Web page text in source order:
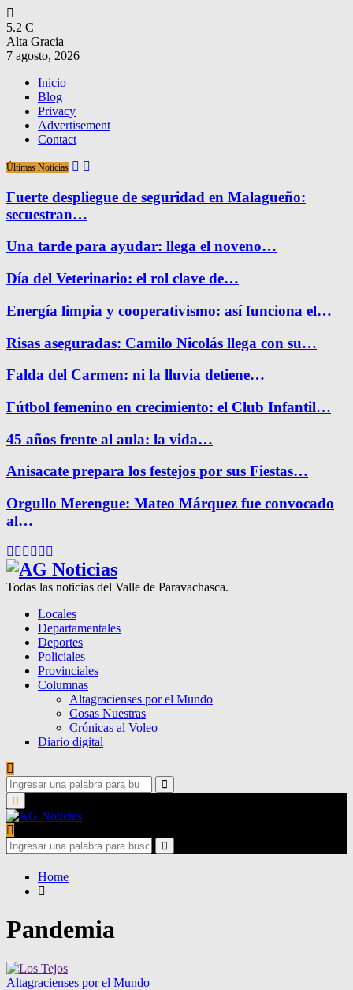
5.2 C
Alta Gracia
7 agosto, 2026
Inicio
Blog
Privacy
Advertisement
Contact
Últimas Noticias
Fuerte despliegue de seguridad en Malagueño:
secuestran…
Una tarde para ayudar: llega el noveno…
Día del Veterinario: el rol clave de…
Energía limpia y cooperativismo: así funciona el…
Risas aseguradas: Camilo Nicolás llega con su…
Falda del Carmen: ni la lluvia detiene…
Fútbol femenino en crecimiento: el Club Infantil…
45 años frente al aula: la vida…
Anisacate prepara los festejos por sus Fiestas…
Orgullo Merengue: Mateo Márquez fue convocado
al…
Facebook
Twitter
Instagram
Pinterest
Google
Todas las noticias del Valle de Paravachasca.
Locales
Departamentales
Deportes
Policiales
Provinciales
Columnas
Altagracienses por el Mundo
Cosas Nuestras
Crónicas al Voleo
Diario digital
Search
for:
Search
Primary
Menu
Search
for:
Search
Home
Pandemia
Altagracienses por el Mundo